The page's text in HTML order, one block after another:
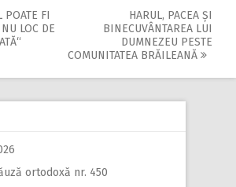
POATE FI
LOC DE
HARUL, PACEA ȘI
BINECUVÂNTAREA LUI
DUMNEZEU PESTE
COMUNITATEA BRĂILEANĂ
ortodoxă nr. 450